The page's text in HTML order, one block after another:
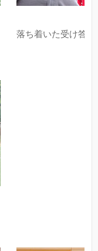
落ち着いた受け答